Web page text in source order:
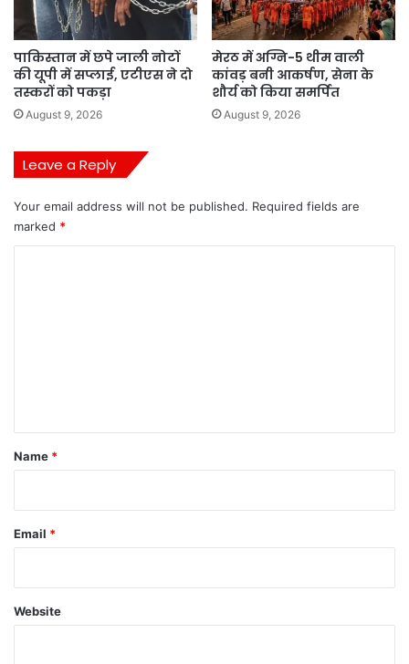
पाकिस्तान में छपे जाली नोटों
की यूपी में सप्लाई, एटीएस ने दो
तस्करों को पकड़ा
August 9, 2026
मेरठ में अग्नि-5 थीम वाली
कांवड़ बनी आकर्षण, सेना के
शौर्य को किया समर्पित
August 9, 2026
Leave a Reply
Your email address will not be published. Required fields are
marked *
*
Name *
Email *
Website